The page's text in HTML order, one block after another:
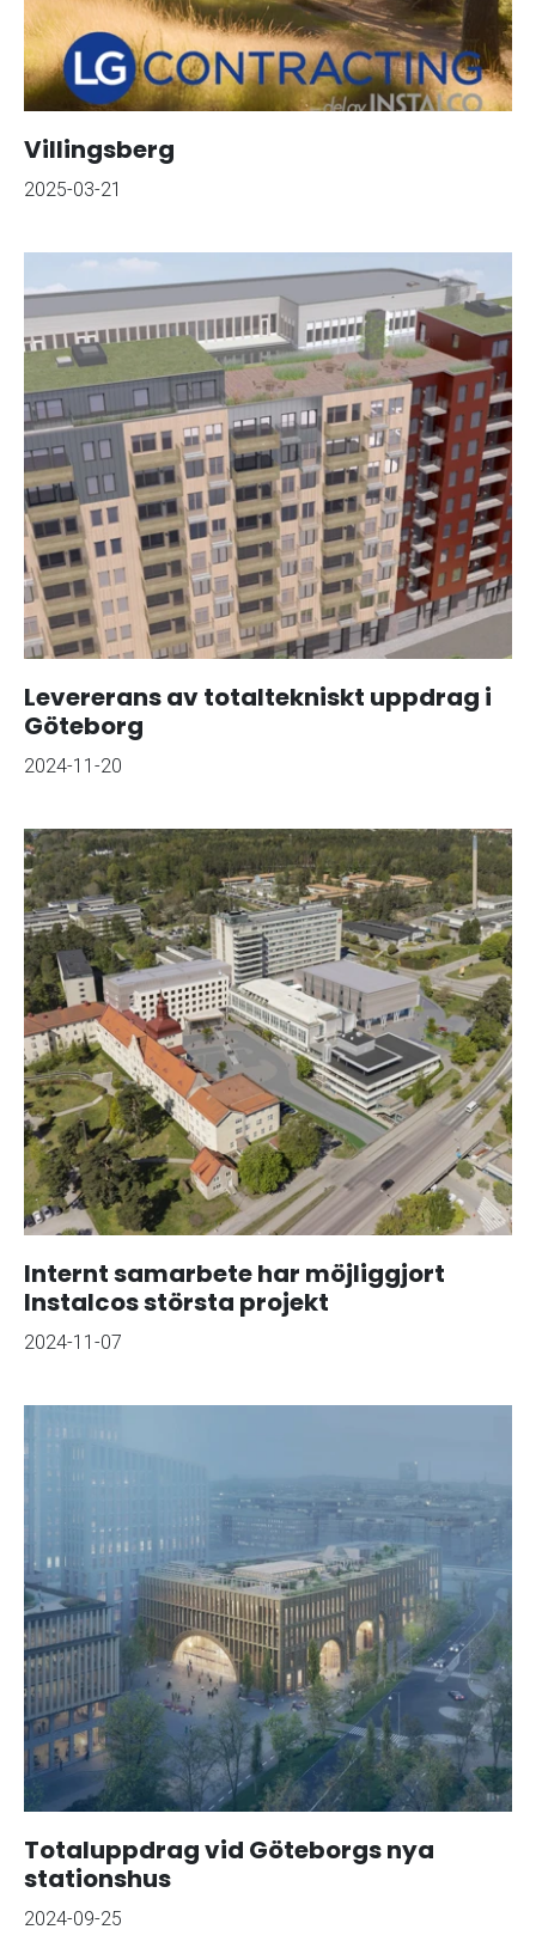
Villingsberg
2025-03-21
Levererans av totaltekniskt uppdrag i
Göteborg
2024-11-20
Internt samarbete har möjliggjort
Instalcos största projekt
2024-11-07
Totaluppdrag vid Göteborgs nya
stationshus
2024-09-25